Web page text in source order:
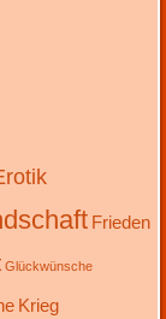
Frieden
Glückwünsche
Krieg